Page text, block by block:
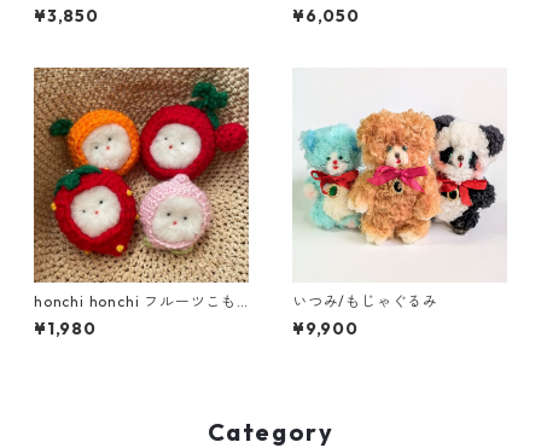
¥3,850
マグ
¥6,050
honchi honchi フルーツこも
ちくん
¥1,980
いつみ/もじゃぐるみ
¥9,900
Category